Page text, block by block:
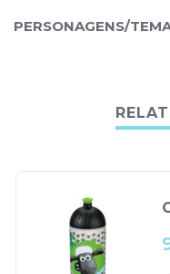
PERSONAGENS/